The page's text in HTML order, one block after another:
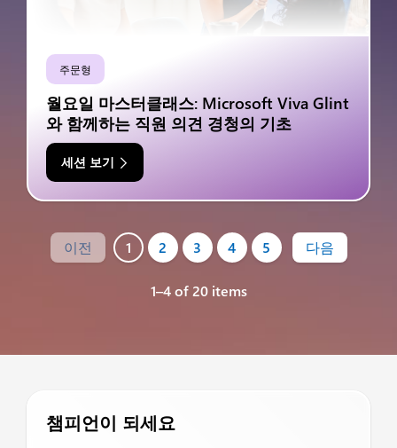
주문형
월요일 마스터클래스: Microsoft Viva Glint
와 함께하는 직원 의견 경청의 기초
세션 보기
이전 1 2 3 4 5 다음
1–4 of 20 items
챔피언이 되세요